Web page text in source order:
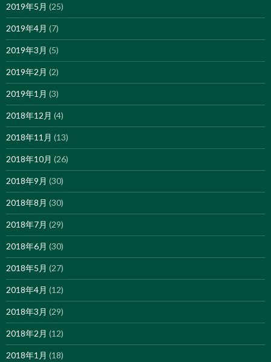
2019年5月 (25)
2019年4月 (7)
2019年3月 (5)
2019年2月 (2)
2019年1月 (3)
2018年12月 (4)
2018年11月 (13)
2018年10月 (26)
2018年9月 (30)
2018年8月 (30)
2018年7月 (29)
2018年6月 (30)
2018年5月 (27)
2018年4月 (12)
2018年3月 (29)
2018年2月 (12)
2018年1月 (18)